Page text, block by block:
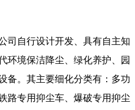
司自行设计开发、具有自主知
环境保洁降尘、绿化养护、园
备。其主要细化分类有：多功
路专用抑尘车、爆破专用抑尘